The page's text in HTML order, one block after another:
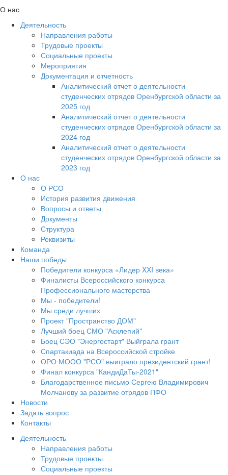
О нас
Деятельность
Направления работы
Трудовые проекты
Социальные проекты
Мероприятия
Документация и отчетность
Аналитический отчет о деятельности
студенческих отрядов Оренбургской области за
2025 год
Аналитический отчет о деятельности
студенческих отрядов Оренбургской области за
2024 год
Аналитический отчет о деятельности
студенческих отрядов Оренбургской области за
2023 год
О нас
О РСО
История развития движения
Вопросы и ответы
Документы
Структура
Реквизиты
Команда
Наши победы
Победители конкурса «Лидер XXI века»
Финалисты Всероссийского конкурса
Профессионального мастерства
Мы - победители!
Мы среди лучших
Проект "Пространство ДОМ"
Лучший боец СМО "Асклепий"
Боец СЭО "Энергостарт" Выйграла грант
Спартакиада на Всероссийской стройке
ОРО МООО "РСО" выиграло президентский грант!
Финал конкурса "КандиДаТы-2021"
Благодарственное письмо Сергею Владимирович
Молчанову за развитие отрядов ПФО
Новости
Задать вопрос
Контакты
Деятельность
Направления работы
Трудовые проекты
Социальные проекты